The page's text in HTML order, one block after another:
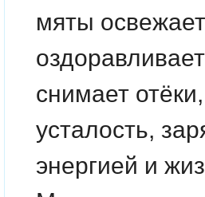
мяты о
снимает
усталость,
энергией и